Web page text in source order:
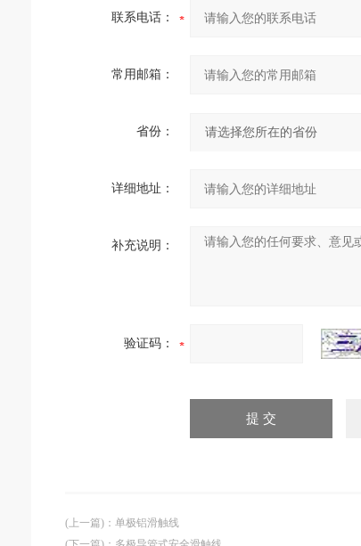
联系电话：
常用邮箱：
省份：
详细地址：
补充说明：
验证码：
(上一篇) ： 单极铝滑触线